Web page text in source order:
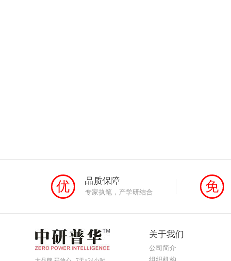
优 品质保障
专家执笔，产学研结合 免
关于我们
公司简介